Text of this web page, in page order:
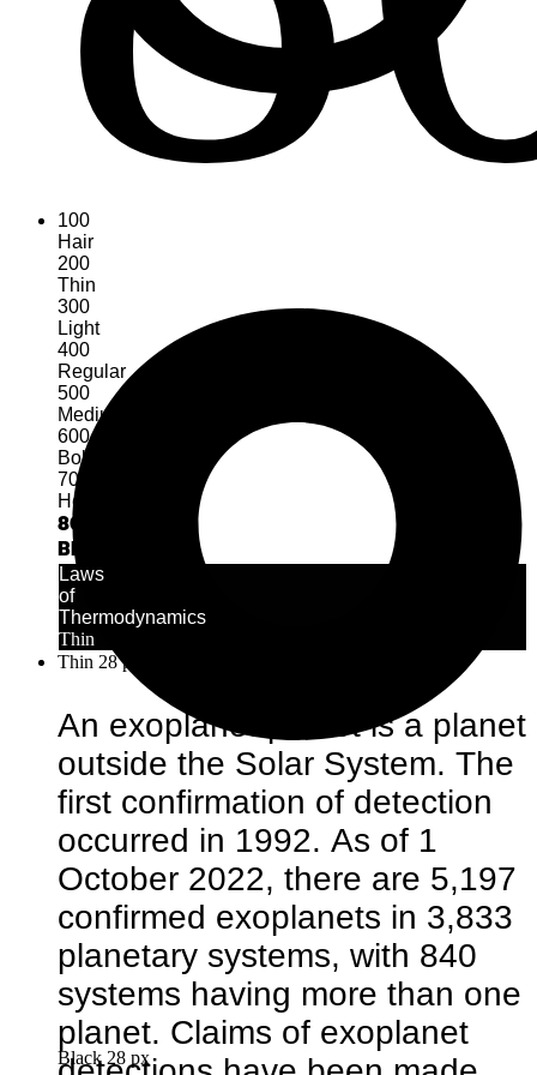
O
100
Hair
200
Thin
300
Light
400
Regular
500
Medium
600
Bold
700
Heavy
800
Black
Laws
of
Thermodynamics
Thin
Thin 28 px
An exoplanet planet is a planet
outside the Solar System. The
first confirmation of detection
occurred in 1992. As of 1
October 2022, there are 5,197
confirmed exoplanets in 3,833
planetary systems, with 840
systems having more than one
planet. Claims of exoplanet
Black 28 px